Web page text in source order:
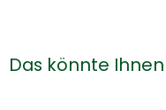
Das könnte